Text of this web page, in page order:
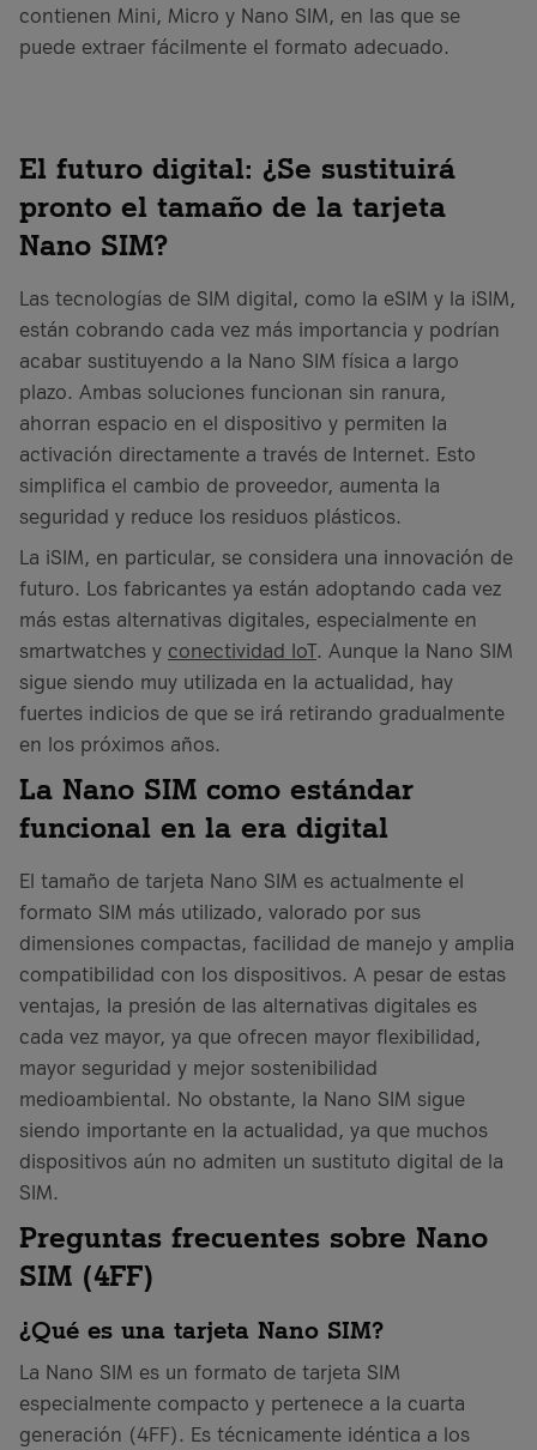
contienen Mini, Micro y Nano SIM, en las que se
puede extraer fácilmente el formato adecuado.
El futuro digital: ¿Se sustituirá
pronto el tamaño de la tarjeta
Nano SIM?
Las tecnologías de SIM digital, como la eSIM y la iSIM,
están cobrando cada vez más importancia y podrían
acabar sustituyendo a la Nano SIM física a largo
plazo. Ambas soluciones funcionan sin ranura,
ahorran espacio en el dispositivo y permiten la
activación directamente a través de Internet. Esto
simplifica el cambio de proveedor, aumenta la
seguridad y reduce los residuos plásticos.
La iSIM, en particular, se considera una innovación de
futuro. Los fabricantes ya están adoptando cada vez
más estas alternativas digitales, especialmente en
smartwatches y conectividad IoT. Aunque la Nano SIM
sigue siendo muy utilizada en la actualidad, hay
fuertes indicios de que se irá retirando gradualmente
en los próximos años.
La Nano SIM como estándar
funcional en la era digital
El tamaño de tarjeta Nano SIM es actualmente el
formato SIM más utilizado, valorado por sus
dimensiones compactas, facilidad de manejo y amplia
compatibilidad con los dispositivos. A pesar de estas
ventajas, la presión de las alternativas digitales es
cada vez mayor, ya que ofrecen mayor flexibilidad,
mayor seguridad y mejor sostenibilidad
medioambiental. No obstante, la Nano SIM sigue
siendo importante en la actualidad, ya que muchos
dispositivos aún no admiten un sustituto digital de la
SIM.
Preguntas frecuentes sobre Nano
SIM (4FF)
¿Qué es una tarjeta Nano SIM?
La Nano SIM es un formato de tarjeta SIM
especialmente compacto y pertenece a la cuarta
generación (4FF). Es técnicamente idéntica a los